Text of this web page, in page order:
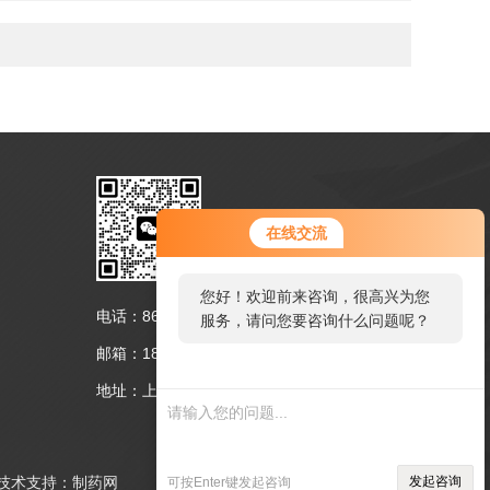
在线交流
您好！欢迎前来咨询，很高兴为您
服务，请问您要咨询什么问题呢？
可按Enter键发起咨询 发起咨询
扫码联系我们
电话：86-021-39522032
邮箱：18221375632@163.com
地址：上海市嘉定区勤学路180号
支持： 制药网